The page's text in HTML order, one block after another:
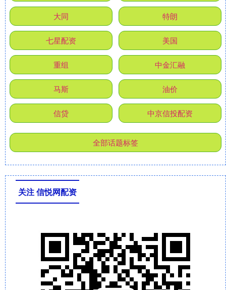
大同 特朗
七星配资 美国
重组 中金汇融
马斯 油价
信贷 中京信投配资
全部话题标签
关注 信悦网配资